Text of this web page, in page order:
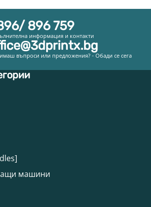
896 759
информация и контакти
въпроси или предложения? - Обади се сега
машини